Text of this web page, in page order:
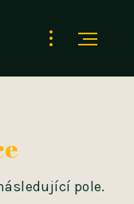
pole.